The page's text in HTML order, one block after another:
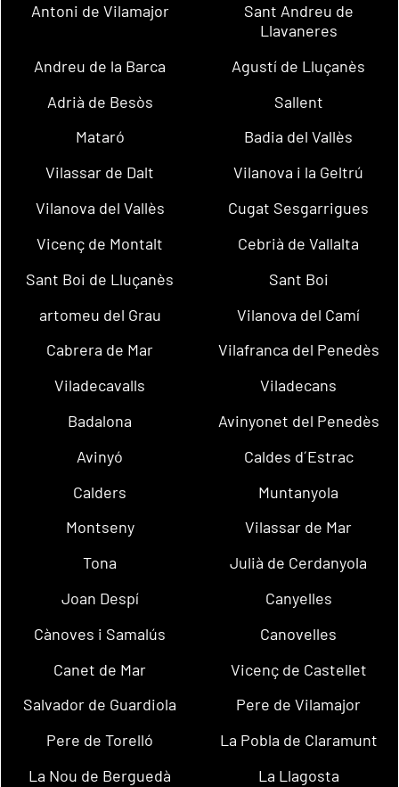
Antoni de Vilamajor
Sant Andreu de
Llavaneres
Andreu de la Barca
Agustí de Lluçanès
Adrià de Besòs
Sallent
Mataró
Badia del Vallès
Vilassar de Dalt
Vilanova i la Geltrú
Vilanova del Vallès
Cugat Sesgarrigues
Vicenç de Montalt
Cebrià de Vallalta
Sant Boi de Lluçanès
Sant Boi
artomeu del Grau
Vilanova del Camí
Cabrera de Mar
Vilafranca del Penedès
Viladecavalls
Viladecans
Badalona
Avinyonet del Penedès
Avinyó
Caldes d´Estrac
Calders
Muntanyola
Montseny
Vilassar de Mar
Tona
Julià de Cerdanyola
Joan Despí
Canyelles
Cànoves i Samalús
Canovelles
Canet de Mar
Vicenç de Castellet
Salvador de Guardiola
Pere de Vilamajor
Pere de Torelló
La Pobla de Claramunt
La Nou de Berguedà
La Llagosta